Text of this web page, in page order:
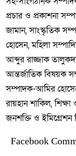
প্রচার ও প্রকাশনা
জামান, সাংস্কৃতিক
হোসেন, মহিলা
আব্দুর রাজ্জাক
আন্তর্জাতিক বিষয়ক
সম্পাদক-আমির
রায়হান শাকিল,
জনশক্তি ও
Facebook